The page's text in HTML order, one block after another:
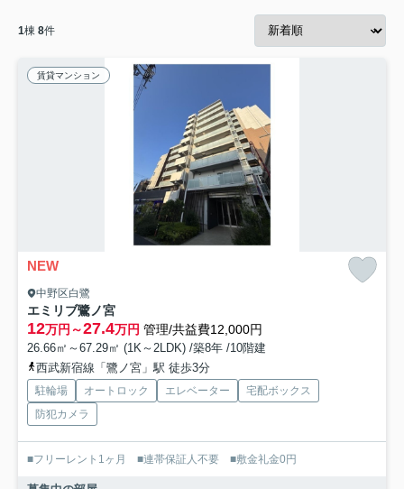
1棟 8件
賃貸マンション
NEW
中野区白鷺
エミリブ鷺ノ宮
12万円～27.4万円 管理/共益費12,000円
26.66㎡～67.29㎡ (1K～2LDK) /築8年 /10階建
西武新宿線「鷺ノ宮」駅 徒歩3分
駐輪場 オートロック エレベーター
宅配ボックス
防犯カメラ
■フリーレント1ヶ月 ■連帯保証人不要 ■敷金礼金0円